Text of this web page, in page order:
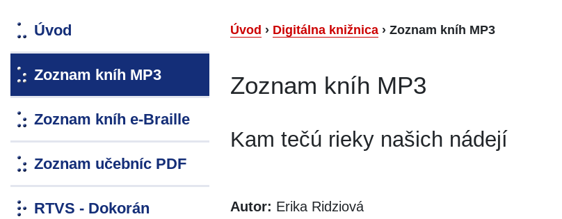
Úvod
Zoznam kníh MP3
Zoznam kníh e-Braille
Zoznam učebníc PDF
RTVS - Dokorán
Úvod › Digitálna knižnica › Zoznam kníh MP3
Zoznam kníh MP3
Kam tečú rieky našich nádejí
Autor: Erika Ridziová